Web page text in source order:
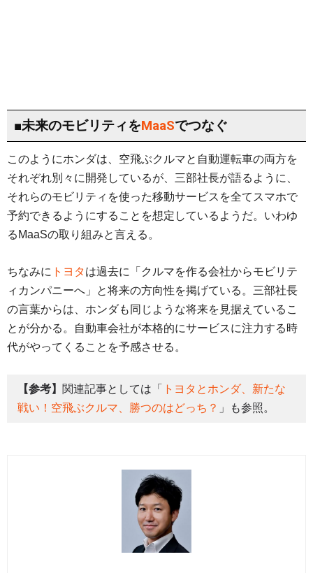
■未来のモビリティをMaaSでつなぐ
このようにホンダは、空飛ぶクルマと自動運転車の両方を
それぞれ別々に開発しているが、三部社長が語るように、
それらのモビリティを使った移動サービスを全てスマホで
予約できるようにすることを想定しているようだ。いわゆ
るMaaSの取り組みと言える。
ちなみに トヨタは過去に「クルマを作る会社からモビリテ
ィカンパニーへ」と将来の方向性を掲げている。三部社長
の言葉からは、ホンダも同じような将来を見据えているこ
とが分かる。自動車会社が本格的にサービスに注力する時
代がやってくることを予感させる。
【参考】 関連記事としては「
トヨタとホンダ、新たな
戦い！空飛ぶクルマ、勝つのはどっち？ 」も参照。